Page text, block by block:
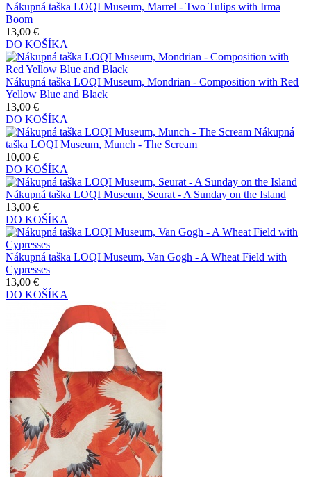
Nákupná taška LOQI Museum, Marrel - Two Tulips with Irma
Boom
13,00 €
DO KOŠÍKA
Nákupná taška LOQI Museum, Mondrian - Composition with Red
Yellow Blue and Black
13,00 €
DO KOŠÍKA
Nákupná
taška LOQI Museum, Munch - The Scream
10,00 €
DO KOŠÍKA
Nákupná taška LOQI Museum, Seurat - A Sunday on the Island
13,00 €
DO KOŠÍKA
Nákupná taška LOQI Museum, Van Gogh - A Wheat Field with
Cypresses
13,00 €
DO KOŠÍKA